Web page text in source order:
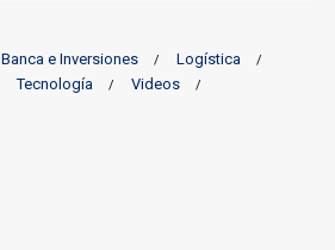
Banca e Inversiones
Logística
Tecnología
Videos